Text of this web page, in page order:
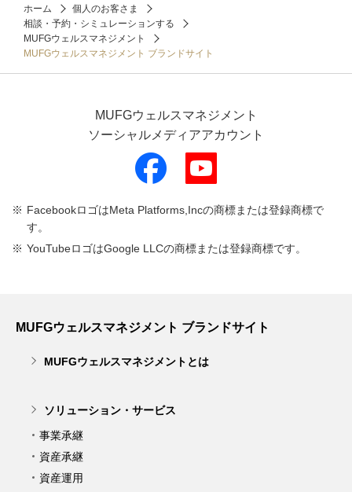
ホーム
個人のお客さま
相談・予約・シミュレーションする
MUFGウェルスマネジメント
MUFGウェルスマネジメント ブランドサイト
MUFGウェルスマネジメント
ソーシャルメディアアカウント
FacebookロゴはMeta Platforms,Incの商標または登録商標で
す。
YouTubeロゴはGoogle LLCの商標または登録商標です。
MUFGウェルスマネジメント ブランドサイト
MUFGウェルスマネジメントとは
ソリューション・サービス
事業承継
資産承継
資産運用